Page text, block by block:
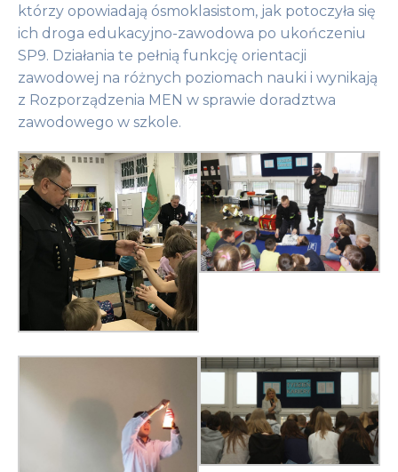
którzy opowiadają ósmoklasistom, jak potoczyła się
ich droga edukacyjno-zawodowa po ukończeniu
SP9. Działania te pełnią funkcję orientacji
zawodowej na różnych poziomach nauki i wynikają
z Rozporządzenia MEN w sprawie doradztwa
zawodowego w szkole.